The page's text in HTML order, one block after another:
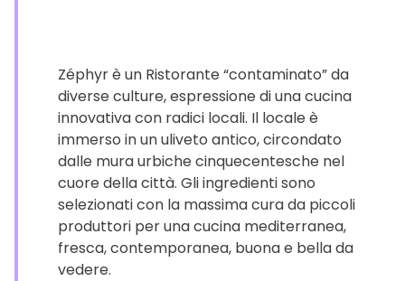
Zéphyr è un Ristorante “contaminato” da
diverse culture, espressione di una cucina
innovativa con radici locali. Il locale è
immerso in un uliveto antico, circondato
dalle mura urbiche cinquecentesche nel
cuore della città. Gli ingredienti sono
selezionati con la massima cura da piccoli
produttori per una cucina mediterranea,
fresca, contemporanea, buona e bella da
vedere.